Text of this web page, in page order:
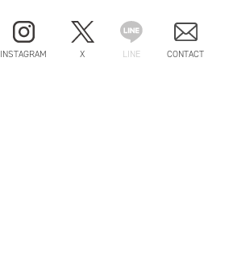
INSTAGRAM X LINE CONTACT